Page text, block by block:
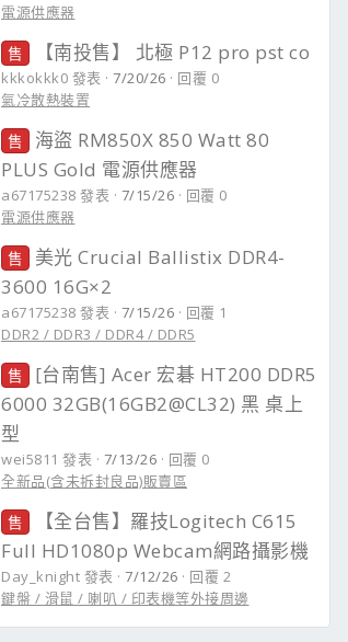
電源供應器
售 【南投售】 北極 P12 pro pst co
kkkokkk0 發表 7/20/26
回覆 0
氣冷散熱裝置
售
海盜 RM850X 850 Watt 80
PLUS Gold 電源供應器
a67175238 發表 7/15/26
回覆 0
電源供應器
售
美光 Crucial Ballistix DDR4-
3600 16G×2
a67175238 發表 7/15/26
回覆 1
DDR2 / DDR3 / DDR4 / DDR5
售
[台南售] Acer 宏碁 HT200 DDR5
6000 32GB(16GB2@CL32) 黑 桌上
型
wei5811 發表 7/13/26
回覆 0
全新品(含未拆封良品)販賣區
售
【全台售】羅技Logitech C615
Full HD1080p Webcam網路攝影機
Day_knight 發表 7/12/26
回覆 2
鍵盤 / 滑鼠 / 喇叭 / 印表機等外接周邊